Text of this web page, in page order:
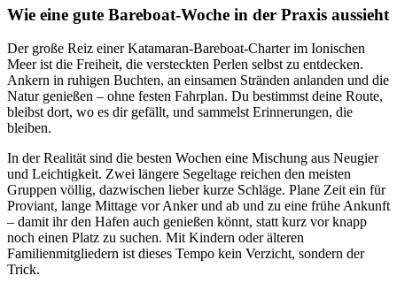
Wie eine gute Bareboat-Woche in der Praxis aussieht
Der große Reiz einer Katamaran-Bareboat-Charter im Ionischen
Meer ist die Freiheit, die versteckten Perlen selbst zu entdecken.
Ankern in ruhigen Buchten, an einsamen Stränden anlanden und die
Natur genießen – ohne festen Fahrplan. Du bestimmst deine Route,
bleibst dort, wo es dir gefällt, und sammelst Erinnerungen, die
bleiben.
In der Realität sind die besten Wochen eine Mischung aus Neugier
und Leichtigkeit. Zwei längere Segeltage reichen den meisten
Gruppen völlig, dazwischen lieber kurze Schläge. Plane Zeit ein für
Proviant, lange Mittage vor Anker und ab und zu eine frühe Ankunft
– damit ihr den Hafen auch genießen könnt, statt kurz vor knapp
noch einen Platz zu suchen. Mit Kindern oder älteren
Familienmitgliedern ist dieses Tempo kein Verzicht, sondern der
Trick.